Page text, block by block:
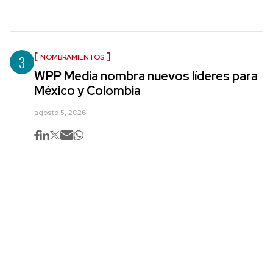
3 NOMBRAMIENTOS
WPP Media nombra nuevos líderes para
México y Colombia
agosto 5, 2026